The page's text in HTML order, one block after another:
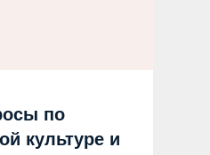
по
культуре и